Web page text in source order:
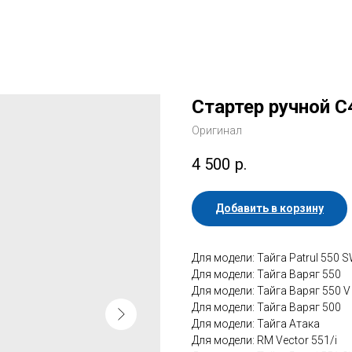
Стартер ручной
Оригинал
4 500 р.
Добавить в корзину
Для модели: Тайга Patrul 550
Для модели: Тайга Варяг 550
Для модели: Тайга Варяг 550 V
Для модели: Тайга Варяг 500
Для модели: Тайга Атака
Для модели: RM Vector 551/i